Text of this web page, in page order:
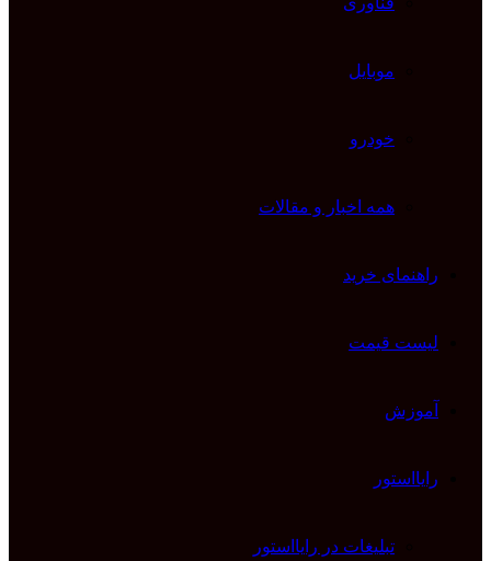
موبایل
خودرو
همه اخبار و مقالات
راهنمای خرید
لیست قیمت
آموزش
رایااستور
تبلیغات در رایااستور